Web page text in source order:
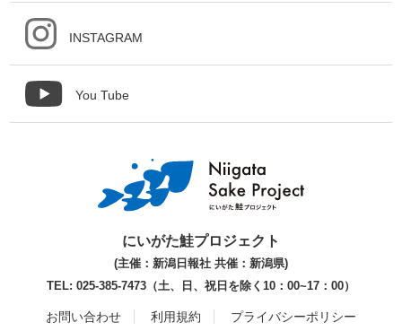
INSTAGRAM
You Tube
にいがた鮭プロジェクト
(主催：新潟日報社 共催：新潟県)
TEL: 025-385-7473（土、日、祝日を除く10：00~17：00）
お問い合わせ 利用規約 プライバシーポリシー